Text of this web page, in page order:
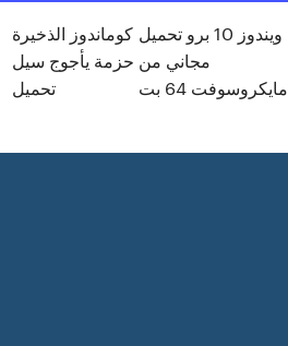
كوماندوز الذخيرة
حزمة يأجوج سيل
تحميل
ويندوز 10 برو تحميل
مجاني من
مايكروسوفت 64 بت